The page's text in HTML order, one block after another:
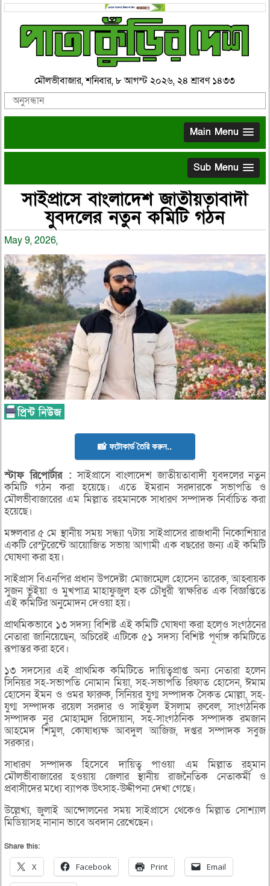
মৌলভীবাজার, শনিবার, ৮ আগস্ট ২০২৬, ২৪ শ্রাবণ ১৪৩৩
Main Menu
Sub Menu
সাইপ্রাসে বাংলাদেশ জাতীয়তাবাদী
যুবদলের নতুন কমিটি গঠন
May 9, 2026,
📸 ফটোকার্ড তৈরি করুন..
স্টাফরিপোর্টার : সাইপ্রাসে বাংলাদেশ জাতীয়তাবাদী যুবদলের নতুন
কমিটি গঠন করা হয়েছে। এতে ইমরান সরদারকে সভাপতি ও
মৌলভীবাজারের এম মিল্লাত রহমানকে সাধারণ সম্পাদক নির্বাচিত করা
হয়েছে।
মঙ্গলবার ৫ মে স্থানীয় সময় সন্ধ্যা ৭টায় সাইপ্রাসের রাজধানী নিকোশিয়ার
একটি রেস্টুরেন্টে আয়োজিত সভায় আগামী এক বছরের জন্য এই কমিটি
ঘোষণা করা হয়।
সাইপ্রাস বিএনপির প্রধান উপদেষ্টা মোজাম্মেল হোসেন তারেক, আহ্বায়ক
সুজন ভুঁইয়া ও মুখপাত্র মাহাফুজুল হক চৌধুরী স্বাক্ষরিত এক বিজ্ঞপ্তিতে
এই কমিটির অনুমোদন দেওয়া হয়।
প্রাথমিকভাবে ১৩ সদস্য বিশিষ্ট এই কমিটি ঘোষণা করা হলেও সংগঠনের
নেতারা জানিয়েছেন, অচিরেই এটিকে ৫১ সদস্য বিশিষ্ট পূর্ণাঙ্গ কমিটিতে
রূপান্তর করা হবে।
১৩ সদস্যের এই প্রাথমিক কমিটিতে দায়িত্বপ্রাপ্ত অন্য নেতারা হলেন
সিনিয়র সহ-সভাপতি নোমান মিয়া, সহ-সভাপতি রিফাত হোসেন, ঈমাম
হোসেন ইমন ও ওমর ফারুক, সিনিয়র যুগ্ম সম্পাদক সৈকত মোল্লা, সহ-
যুগ্ম সম্পাদক রয়েল সরদার ও সাইফুল ইসলাম রুবেল, সাংগঠনিক
সম্পাদক নুর মোহাম্মদ রিদোয়ান, সহ-সাংগঠনিক সম্পাদক রমজান
আহমেদ শিমুল, কোষাধ্যক্ষ আবদুল আজিজ, দপ্তর সম্পাদক সবুজ
সরকার।
সাধারণ সম্পাদক হিসেবে দায়িত্ব পাওয়া এম মিল্লাত রহমান
মৌলভীবাজারের হওয়ায় জেলার স্থানীয় রাজনৈতিক নেতাকর্মী ও
প্রবাসীদের মধ্যে ব্যাপক উৎসাহ-উদ্দীপনা দেখা গেছে।
উল্লেখ্য, জুলাই আন্দোলনের সময় সাইপ্রাসে থেকেও মিল্লাত সোশ্যাল
মিডিয়াসহ নানান ভাবে অবদান রেখেছেন।
Share this:
X Facebook Print Email